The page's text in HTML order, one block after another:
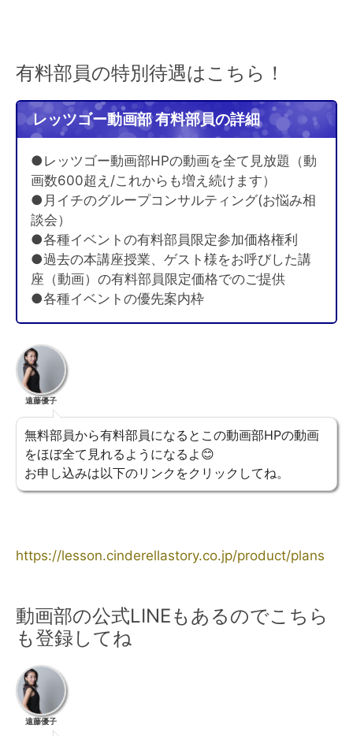
有料部員の特別待遇はこちら！
レッツゴー動画部 有料部員の詳細
●レッツゴー動画部HPの動画を全て見放題（動
画数600超え/これからも増え続けます）
●月イチのグループコンサルティング(お悩み相
談会）
●各種イベントの有料部員限定参加価格権利
●過去の本講座授業、ゲスト様をお呼びした講
座（動画）の有料部員限定価格でのご提供
●各種イベントの優先案内枠
遠藤優子
無料部員から有料部員になるとこの動画部HPの動画
をほぼ全て見れるようになるよ😊
お申し込みは以下のリンクをクリックしてね。
https://lesson.cinderellastory.co.jp/product/plans
動画部の公式LINEもあるのでこちら
も登録してね
遠藤優子